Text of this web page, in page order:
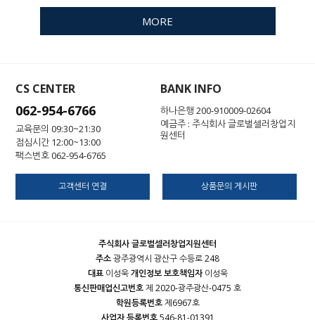
MORE
CS CENTER
062-954-6766
교육문의 09:30~21:30
점심시간 12:00~13:00
팩스번호 062-954-6765
BANK INFO
하나은행 200-910009-02604
예금주 : 주식회사 글로벌셀러창업지
원센터
고객센터 연결 상품문의 게시판
주식회사 글로벌셀러창업지원센터
주소광주광역시 광산구 수등로 248
대표이성욱개인정보 보호책임자이성욱
통신판매업신고번호제 2020-광주광산-0475 호
학원등록번호제6967호